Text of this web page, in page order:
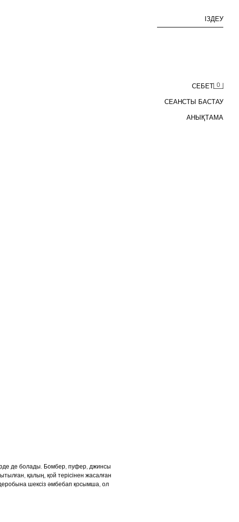
ІЗДЕУ
СЕБЕТ 0
СЕАНСТЫ БАСТАУ
АНЫҚТАМА
де болады. Бомбер, пуфер, джинсы
қалың, қой терісінен жасалған
шексіз әмбебап қосымша, ол